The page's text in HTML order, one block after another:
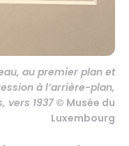
au premier plan et
à l’arrière-plan,
vers 1937 © Musée du
Luxembourg